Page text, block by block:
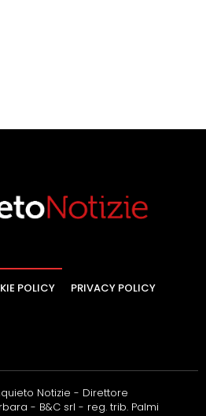
POLICY PRIVACY POLICY
Notizie - Direttore
- B&C srl - reg. trib. Palmi